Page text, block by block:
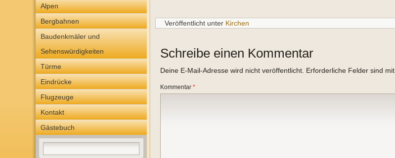
Alpen
Bergbahnen
Baudenkmäler und
Sehenswürdigkeiten
Türme
Eindrücke
Flugzeuge
Kontakt
Gästebuch
Veröffentlicht unter Kirchen
Schreibe einen Kommentar
Deine E-Mail-Adresse wird nicht veröffentlicht. Erforderliche Felder sind mit
Kommentar *